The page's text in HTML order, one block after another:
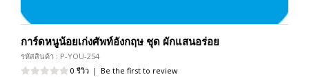
การ์ดหนูน้อยเก่งศัพท์อังกฤษ ชุด ผักแสนอร่อย
รหัสสินค้า : P-YOU-254
0 รีวิว | Be the first to review